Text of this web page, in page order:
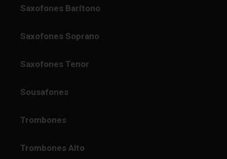
Saxofones Barítono
Saxofones Soprano
Saxofones Tenor
Sousafones
Trombones
Trombones Alto